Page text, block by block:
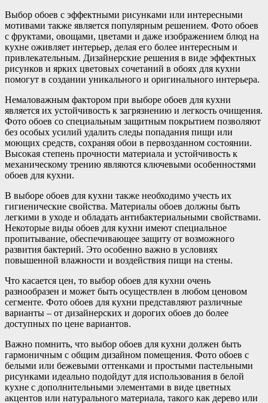
Выбор обоев с эффектными рисунками или интересными
мотивами также является популярным решением. Фото обоев
с фруктами, овощами, цветами и даже изображением блюд на
кухне оживляет интерьер, делая его более интересным и
привлекательным. Дизайнерские решения в виде эффектных
рисунков и ярких цветовых сочетаний в обоях для кухни
помогут в создании уникального и оригинального интерьера.
Немаловажным фактором при выборе обоев для кухни
является их устойчивость к загрязнению и легкость очищения.
Фото обоев со специальным защитным покрытием позволяют
без особых усилий удалить следы попадания пищи или
моющих средств, сохраняя обои в первозданном состоянии.
Высокая степень прочности материала и устойчивость к
механическому трению являются ключевыми особенностями
обоев для кухни.
В выборе обоев для кухни также необходимо учесть их
гигиенические свойства. Материалы обоев должны быть
легкими в уходе и обладать антибактериальными свойствами.
Некоторые виды обоев для кухни имеют специальное
пропитывание, обеспечивающее защиту от возможного
развития бактерий. Это особенно важно в условиях
повышенной влажности и воздействия пищи на стены.
Что касается цен, то выбор обоев для кухни очень
разнообразен и может быть осуществлен в любом ценовом
сегменте. Фото обоев для кухни представляют различные
варианты – от дизайнерских и дорогих обоев до более
доступных по цене вариантов.
Важно помнить, что выбор обоев для кухни должен быть
гармоничным с общим дизайном помещения. Фото обоев с
белыми или бежевыми оттенками и простыми пастельными
рисунками идеально подойдут для использования в белой
кухне с дополнительными элементами в виде цветных
акцентов или натурального материала, такого как дерево или